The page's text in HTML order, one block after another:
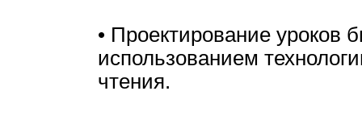
• Проектирование уроков
использованием
чтения.